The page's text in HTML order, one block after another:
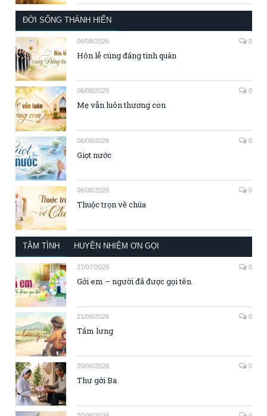
ĐỜI SỐNG THÁNH HIẾN
06/08/2026 0
Hôn lễ cùng đấng tình quân
06/08/2026 0
Mẹ vẫn luôn thương con
06/08/2026 0
Giọt nước
06/08/2026 0
Thuộc trọn về chúa
TÂM TÌNH HUYỀN NHIỆM ƠN GỌI
27/07/2026 0
Gởi em – người đã được gọi tên
21/06/2026 0
Tấm lưng
20/06/2026 0
Thư gởi Ba